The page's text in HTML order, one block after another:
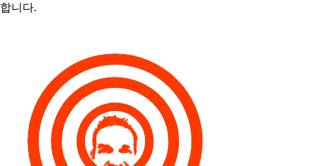
합니다.